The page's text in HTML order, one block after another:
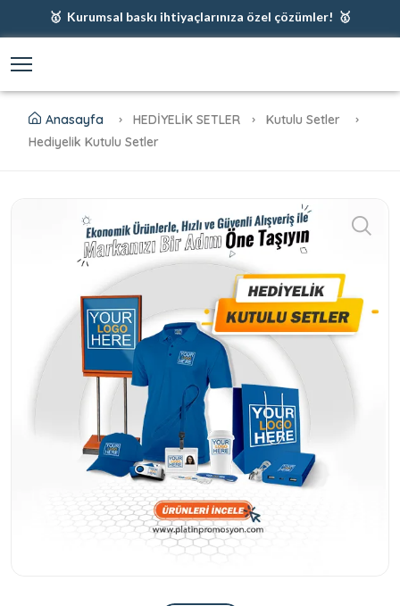
🥇 Kurumsal baskı ihtiyaçlarınıza özel çözümler! 🥇
🥇 Fiyatlarımıza baskı ve kargo dahildir! 🥇
Anasayfa HEDİYELİK SETLER
Kutulu Setler
Hediyelik Kutulu Setler